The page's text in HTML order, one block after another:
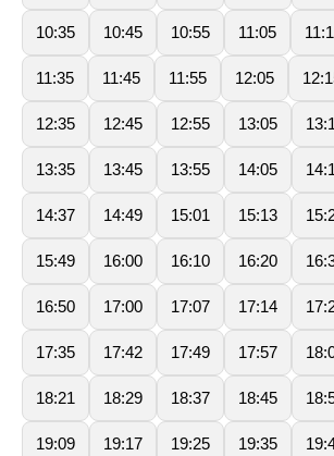
10:35 10:45 10:55 11:05
11:35 11:45 11:55 12:05
12:35 12:45 12:55 13:05
13:35 13:45 13:55 14:05
14:37 14:49 15:01 15:13
15:49 16:00 16:10 16:20
16:50 17:00 17:07 17:14
17:35 17:42 17:49 17:57
18:21 18:29 18:37 18:45
19:09 19:17 19:25 19:35